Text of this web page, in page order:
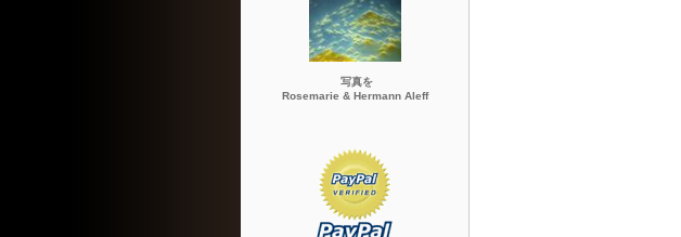
写真を
Rosemarie & Hermann Aleff